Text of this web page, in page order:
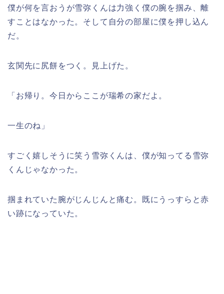
僕が何を言おうが雪弥くんは力強く僕の腕を掴み、離
すことはなかった。そして自分の部屋に僕を押し込ん
だ。
玄関先に尻餅をつく。見上げた。
「お帰り。今日からここが瑞希の家だよ。
一生のね」
すごく嬉しそうに笑う雪弥くんは、僕が知ってる雪弥
くんじゃなかった。
掴まれていた腕がじんじんと痛む。既にうっすらと赤
い跡になっていた。